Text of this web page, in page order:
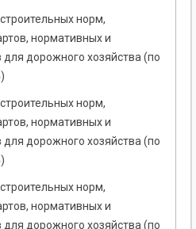
норм,
нормативных и
для дорожного хозяйства (по
норм,
нормативных и
для дорожного хозяйства (по
норм,
нормативных и
для дорожного хозяйства (по